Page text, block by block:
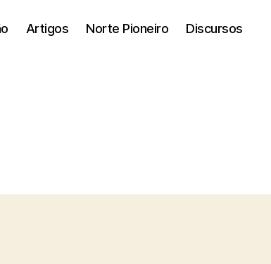
Artigos Norte Pioneiro Discursos